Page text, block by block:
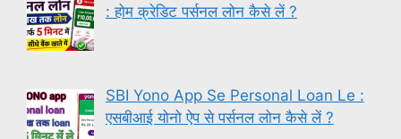
: होम क्रेडिट पर्सनल लोन कैसे लें ?
SBI Yono App Se Personal Loan Le :
एसबीआई योनो ऐप से पर्सनल लोन कैसे लें ?